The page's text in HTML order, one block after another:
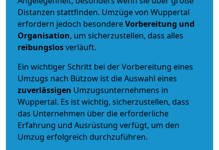
Distanzen stattfinden. Umzüge von Wuppertal
erfordern jedoch besondereVorbereitung und
Organisation, um sicherzustellen, dass alles
reibungslosverläuft.
Ein wichtiger Schritt bei der Vorbereitung eines
Umzugs nach Bützow ist die Auswahl eines
zuverlässigen Umzugsunternehmens in
Wuppertal. Es ist wichtig, sicherzustellen, dass
das Unternehmen über die erforderliche
Erfahrung und Ausrüstung verfügt, um den
Umzug erfolgreich durchzuführen.